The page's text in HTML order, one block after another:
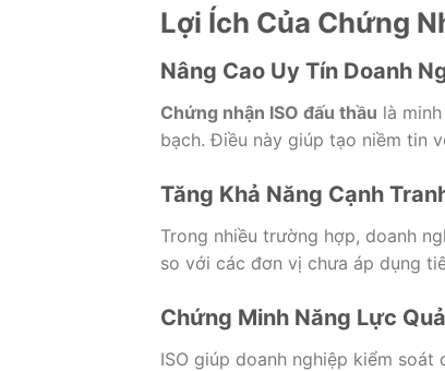
Lợi Ích Của Chứng
Nâng Cao Uy Tín Doanh
Chứng nhận ISO đấu thầu là
bạch. Điều này giúp tạo niềm tin
Tăng Khả Năng Cạnh
Trong nhiều trường hợp, doanh
so với các đơn vị chưa áp dụng
Chứng Minh Năng Lực
ISO giúp doanh nghiệp kiểm